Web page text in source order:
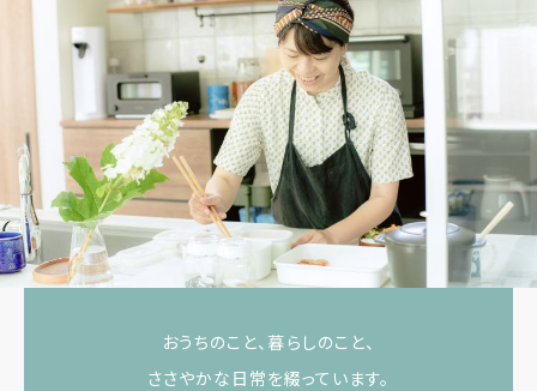
おうちのこと、暮らしのこと、
ささやかな日常を綴っています。